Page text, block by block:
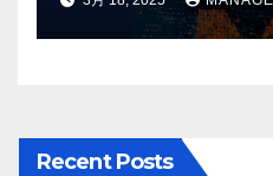
リース |
Recent Posts